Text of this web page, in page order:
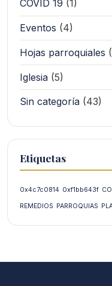
COVID 19 (1)
Eventos (4)
Hojas parroquiales
Iglesia (5)
Sin categoría (43)
Etiquetas
0x4c7c0814 0xf1bb643f
REMEDIOS PARROQUIAS